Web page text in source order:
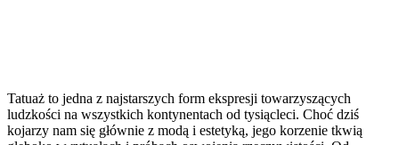
Tatuaż to jedna z najstarszych form ekspresji towarzyszących
ludzkości na wszystkich kontynentach od tysiącleci. Choć dziś
kojarzy nam się głównie z modą i estetyką, jego korzenie tkwią